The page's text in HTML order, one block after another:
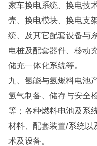
家车换电系统、换电技
壳、换电模块、换电支
统、及其它配套设备与
电桩及配套器件、移动
储充一体化系统等。
九、氢能与氢燃料电池
氢气制备、储存与安全
等；各种燃料电池及系
材料、配套装置/系统以
术及设备。